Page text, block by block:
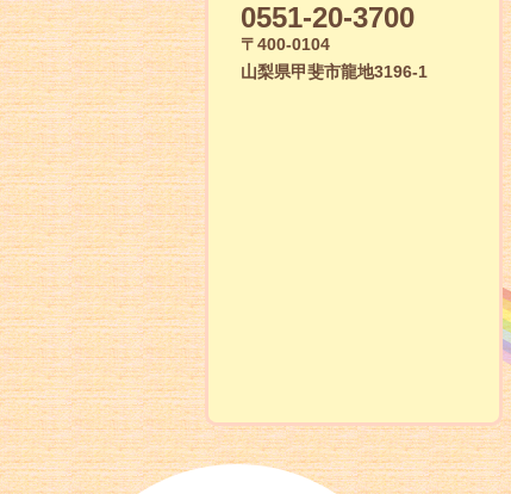
0551-20-3700
〒400-0104
山梨県甲斐市龍地3196-1